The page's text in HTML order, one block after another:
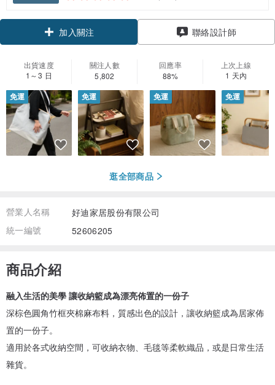
加入關注 聯絡設計師
出貨速度
1～3 日
關注人數
5,802
回應率
88%
上次上線
1 天內
免運 免運 免運 免運
逛全部商品
營業人名稱
好迪家居股份有限公司
統一編號
52606205
商品介紹
融入生活的美學 讓收納籃成為漂亮佈置的一份子
深棕色圓角竹框夾棉麻布料，質感出色的設計，讓收納籃成為居家佈
置的一份子。
適用於各式收納空間，可收納衣物、毛毯等柔軟織品，或是日常生活
雜貨。